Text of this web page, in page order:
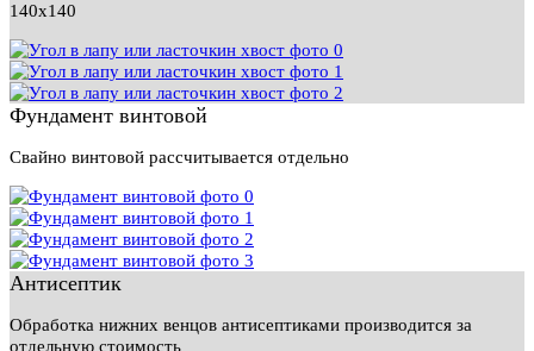
140х140
Фундамент винтовой
Свайно винтовой рассчитывается отдельно
Антисептик
Обработка нижних венцов антисептиками производится за
отдельную стоимость